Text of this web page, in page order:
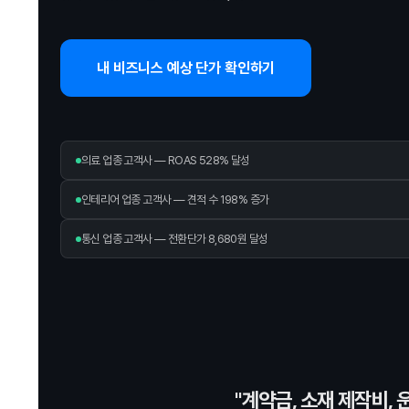
내 비즈니스 예상 단가 확인하기
의료 업종 고객사 — ROAS 528% 달성
인테리어 업종 고객사 — 견적 수 198% 증가
통신 업종 고객사 — 전환단가 8,680원 달성
"계약금, 소재 제작비,